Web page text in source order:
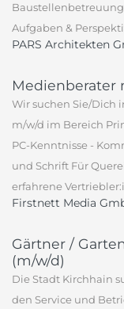
Aufgaben &
PARS Architekten
Medienberater
Wir suchen Sie/Dich
m/w/d im Bereich
PC-Kenntnisse -
und Schrift Für
erfahrene
Firstnett Media
Gärtner /
(m/w/d)
Die Stadt Kirchhain
den Service und